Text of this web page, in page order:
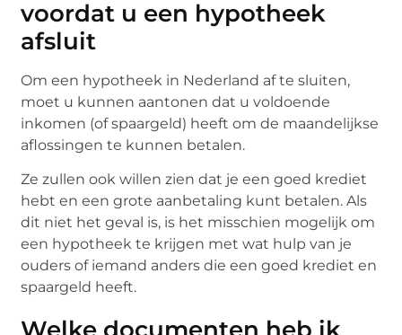
voordat u een hypotheek
afsluit
Om een ​​hypotheek in Nederland af te sluiten,
moet u kunnen aantonen dat u voldoende
inkomen (of spaargeld) heeft om de maandelijkse
aflossingen te kunnen betalen.
Ze zullen ook willen zien dat je een goed krediet
hebt en een grote aanbetaling kunt betalen. Als
dit niet het geval is, is het misschien mogelijk om
een ​​hypotheek te krijgen met wat hulp van je
ouders of iemand anders die een goed krediet en
spaargeld heeft.